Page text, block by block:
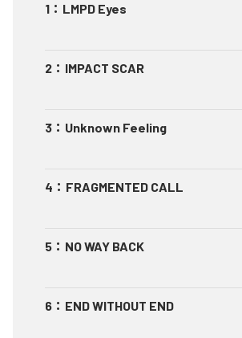
1 ： LMPD Eyes
2 ： IMPACT SCAR
3 ： Unknown Feeling
4 ： FRAGMENTED CALL
5 ： NO WAY BACK
6 ： END WITHOUT END